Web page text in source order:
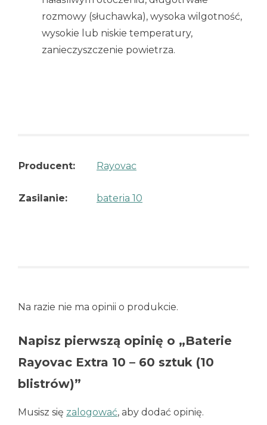
rozmowy (słuchawka), wysoka wilgotność,
wysokie lub niskie temperatury,
zanieczyszczenie powietrza.
Producent: Rayovac
Zasilanie: bateria 10
Na razie nie ma opinii o produkcie.
Napisz pierwszą opinię o „Baterie
Rayovac Extra 10 – 60 sztuk (10
blistrów)”
Musisz się zalogować, aby dodać opinię.